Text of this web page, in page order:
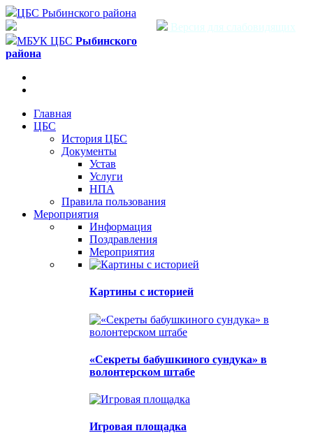
ЦБС Рыбинского района
Версия для слабовидящих
МБУК ЦБС Рыбинского
района
Главная
ЦБС
История ЦБС
Документы
Устав
Услуги
НПА
Правила пользования
Мероприятия
Информация
Поздравления
Мероприятия
Картины с историей
«Секреты бабушкиного сундука» в
волонтерском штабе
Игровая площадка